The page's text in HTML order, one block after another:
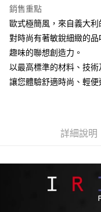
2.付款方式選擇「大哥付你
流程，驗證手機門號後，選
成交易。
3.實際核准額度、可分期數
消。如遇「轉專審核」未通
法說明評估內容。
【繳款方式說明】
1.分期款項不併入電信帳單
用戶於交易時，得透過本服
2.基於同意付款使用「大哥
資料（包含姓名、電話或
相關說明
【關於「AFTEE先享後付」
AFTEE先享後付是「在收到
便利好安心！
１．簡單：不需註冊會員、
２．便利：只要手機號碼
３．安心：先確認商品／服
３．收到繳費通知簡訊後
後付繳納相關費用。
※ 交易是否成功請以「
是否繳費成功／繳費後需
ATM付款
運送方式
全家取貨付款
每筆NT$60，滿NT$998(
每筆NT$60，滿
7-11純取貨
每筆NT$60，滿
銷售重點
歐式極簡風，來自義大
對時尚有著敏銳細緻的
趣味的聯想創造力。
以最高標準的材料、技術
讓您體驗舒適時尚、輕便
詳細說明